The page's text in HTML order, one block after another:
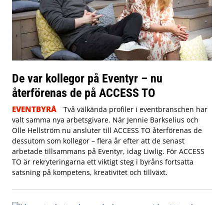
De var kollegor på Eventyr – nu
återförenas de på ACCESS TO
EVENTBYRÅ
Två välkända profiler i eventbranschen har
valt samma nya arbetsgivare. När Jennie Barkselius och
Olle Hellström nu ansluter till ACCESS TO återförenas de
dessutom som kollegor – flera år efter att de senast
arbetade tillsammans på Eventyr, idag Liwlig. För ACCESS
TO är rekryteringarna ett viktigt steg i byråns fortsatta
satsning på kompetens, kreativitet och tillväxt.